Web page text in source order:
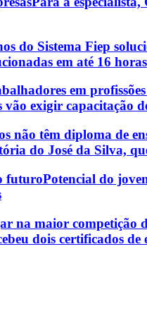
do Sistema Fiep
em até 16 horas
em
vão exigir capacitação
não têm diploma de
do José da Silva,
futuroPotencial do
na maior competição
dois certificados de